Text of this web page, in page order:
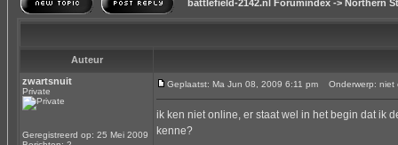
battlefield-2142.nl Forumindex -> Northern
Auteur
zwartsnuit
Private
Geregistreerd op: 25 Mei 2009
Geplaatst: Ma Jun 08, 2009 6:11 pm Onderwerp: niet
ik ken niet online, er staat wel in het begin dat ik
kenne?